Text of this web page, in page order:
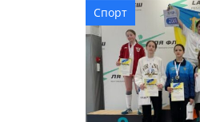
Спорт